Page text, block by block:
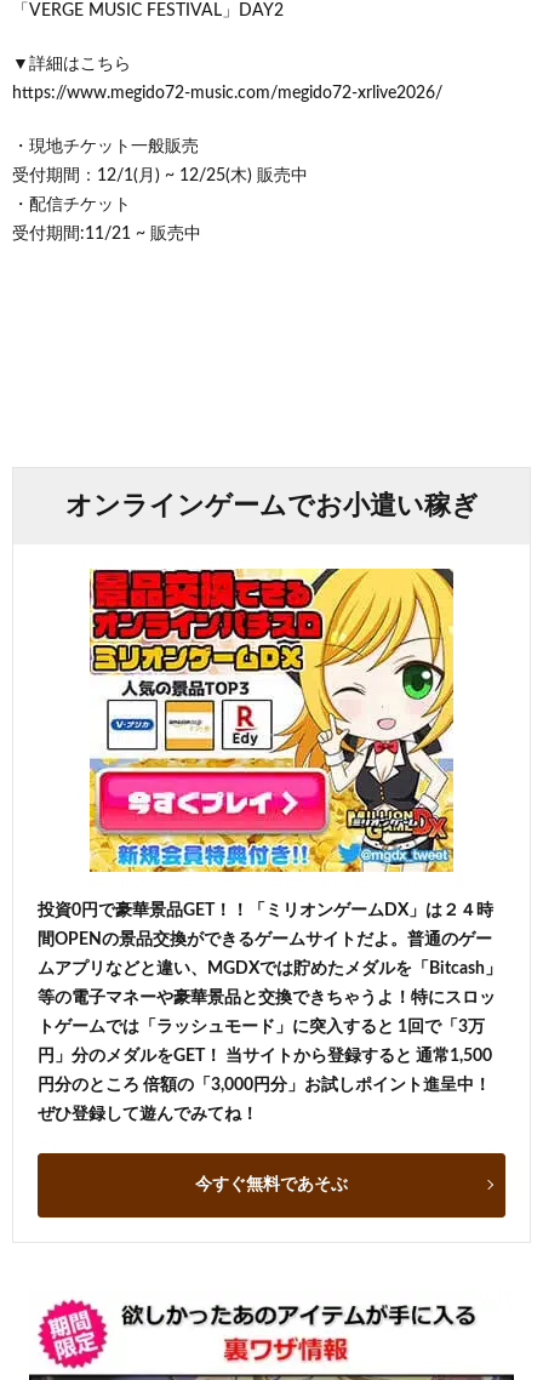
「VERGE MUSIC FESTIVAL」DAY2
▼詳細はこちら
https://www.megido72-music.com/megido72-xrlive2026/
・現地チケット一般販売
受付期間：12/1(月) ~ 12/25(木) 販売中
・配信チケット
受付期間:11/21 ~ 販売中
オンラインゲームでお小遣い稼ぎ
投資0円で豪華景品GET！！「ミリオンゲームDX」は２４時
間OPENの景品交換ができるゲームサイトだよ。普通のゲー
ムアプリなどと違い、MGDXでは貯めたメダルを「Bitcash」
等の電子マネーや豪華景品と交換できちゃうよ！特にスロッ
トゲームでは「ラッシュモード」に突入すると 1回で「3万
円」分のメダルをGET！ 当サイトから登録すると 通常1,500
円分のところ 倍額の「3,000円分」お試しポイント進呈中！
ぜひ登録して遊んでみてね！
今すぐ無料であそぶ